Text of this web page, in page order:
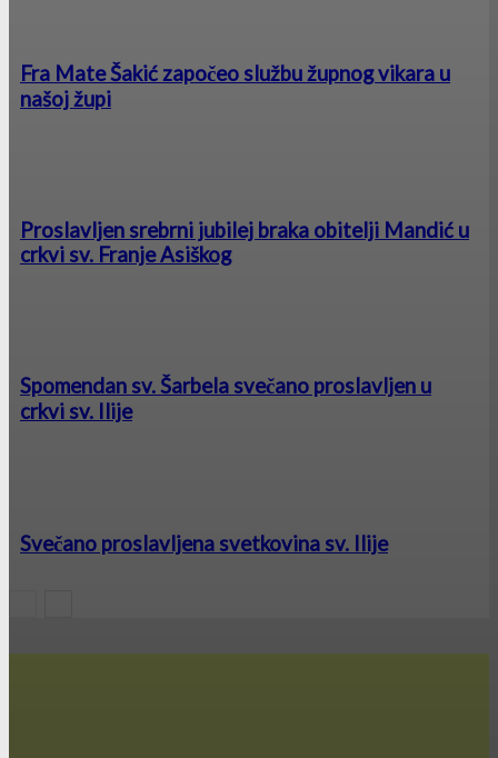
Fra Mate Šakić započeo službu župnog vikara u
našoj župi
Proslavljen srebrni jubilej braka obitelji Mandić u
crkvi sv. Franje Asiškog
Spomendan sv. Šarbela svečano proslavljen u
crkvi sv. Ilije
Svečano proslavljena svetkovina sv. Ilije